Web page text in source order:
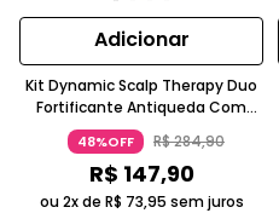
Adicionar
Kit Dynamic Scalp Therapy Duo
Fortificante Antiqueda Com
Queratina Lowell
48%OFF R$284,90
R$ 147,90
ou 2x de R$ 73,95 sem juros